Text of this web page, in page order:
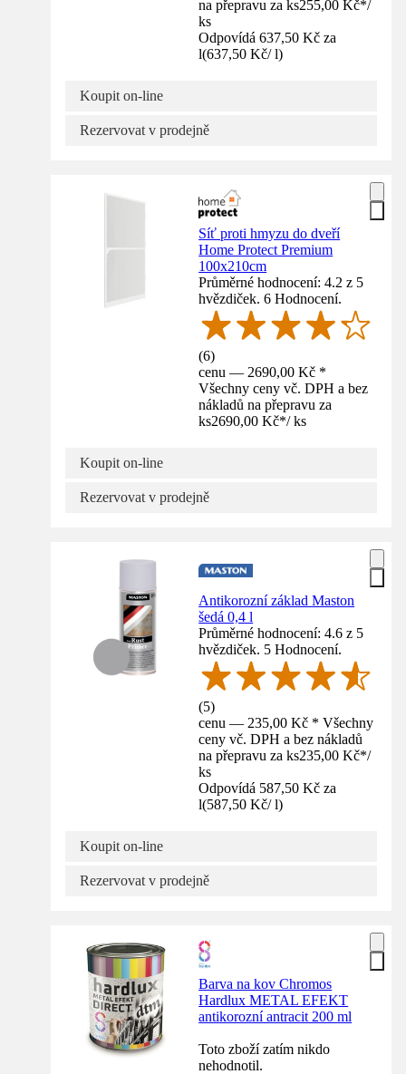
na přepravu za ks255,00 Kč*/
ks
Odpovídá 637,50 Kč za
l(637,50 Kč/ l)
Koupit on-line
Rezervovat v prodejně
Síť proti hmyzu do dveří
Home Protect Premium
100x210cm
Průměrné hodnocení: 4.2 z 5
hvězdiček. 6 Hodnocení.
(6)
cenu — 2690,00 Kč *
Všechny ceny vč. DPH a bez
nákladů na přepravu za
ks2690,00 Kč*/ ks
Koupit on-line
Rezervovat v prodejně
Antikorozní základ Maston
šedá 0,4 l
Průměrné hodnocení: 4.6 z 5
hvězdiček. 5 Hodnocení.
(5)
cenu — 235,00 Kč * Všechny
ceny vč. DPH a bez nákladů
na přepravu za ks235,00 Kč*/
ks
Odpovídá 587,50 Kč za
l(587,50 Kč/ l)
Koupit on-line
Rezervovat v prodejně
Barva na kov Chromos
Hardlux METAL EFEKT
antikorozní antracit 200 ml
Toto zboží zatím nikdo
nehodnotil.